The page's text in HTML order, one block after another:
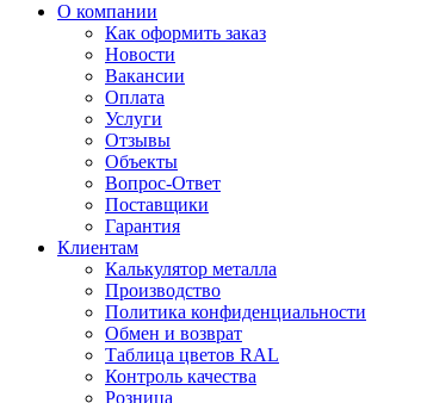
О компании
Как оформить заказ
Новости
Вакансии
Оплата
Услуги
Отзывы
Объекты
Вопрос-Ответ
Поставщики
Гарантия
Клиентам
Калькулятор металла
Производство
Политика конфиденциальности
Обмен и возврат
Таблица цветов RAL
Контроль качества
Розница